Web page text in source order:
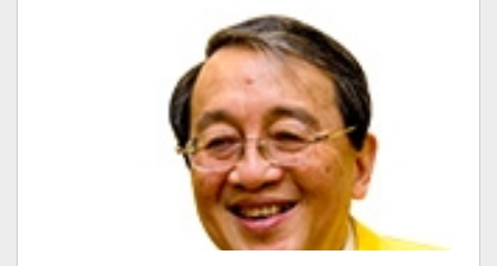
客家話、原住民各族語也不會被壓迫。 如果一九
四五年八一五台灣獨立了，台灣早已是聯合國會
員國，也不至於迄今仍以國體不明的身分爭取加
入聯合國。當然不會捲入國內戰後兩個中國的鬥
爭。當然也沒有以反共為名、行專政之實的卅八
年戒嚴讓許多政治受難者的母親長期在黑夜哭
泣。 如果一九四五年八一五台灣獨立了，台灣早
已民主化，不必有長期戒嚴體制的壓迫，也沒有
隨中國國民黨從中國流亡到台灣形成的流亡殖民
群落留下來的遺民問題。漢字文化圈的國家台灣
統賴清德昨日於凱達格蘭論壇致詞表示，中國的
「民促法」不僅侵害台灣主權，更透過跨國鎮
壓，對世界各國人民進行政治審查、製造寒蟬效
應，是國際社會應該團結反制的惡法；台灣不會
接受統戰滲透和紅色恐怖、不會坐視中國將壓迫
黑手伸進台灣，或任何自由國家與地區。 不會坐
視北京黑手伸進台灣 賴清德指出，中國上個月不
顧國際反對，實施「民族團結進步促進法」，
「對中政策跨國議會聯盟」（IPAC）隨即發表聲
明，譴責嚴重違反基本人權。他感謝IPAC日本共
同主席中谷元、IPAC執行主任裴倫德昨以行動再